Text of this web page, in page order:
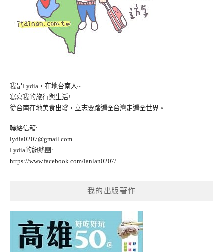
我是Lydia，在地台南人~
寫寫我的旅行與生活!
從台南在地美食出發，立志要踏遍全台灣走遍全世界。
聯絡信箱:
lydia0207@gmail.com
Lydia的紛絲團:
https://www.facebook.com/lanlan0207/
我的出版著作